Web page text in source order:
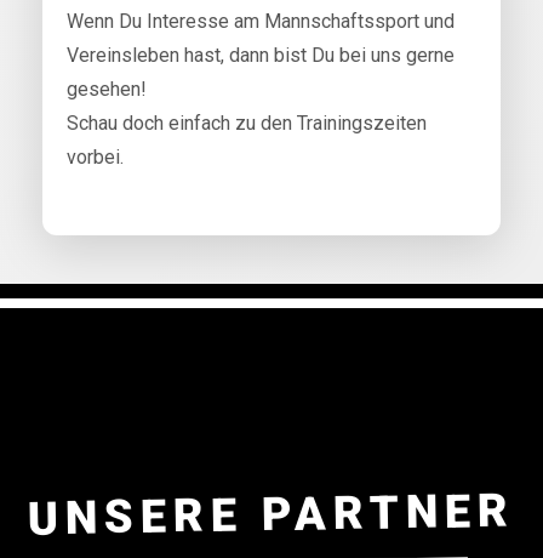
Wenn Du Interesse am Mannschaftssport und
Vereinsleben hast, dann bist Du bei uns gerne
gesehen!
Schau doch einfach zu den Trainingszeiten
vorbei.
UNSERE PARTNER